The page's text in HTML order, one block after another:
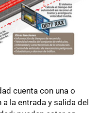
cuenta con una o
la entrada y salida del